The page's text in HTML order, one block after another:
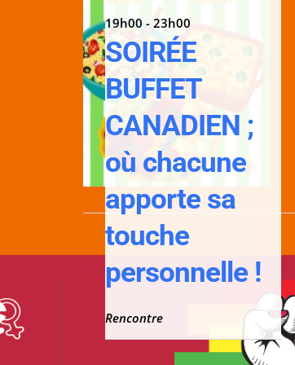
19h00 - 23h00
SOIRÉE
BUFFET
CANADIEN ;
où chacune
apporte sa
touche
personnelle !
Rencontre